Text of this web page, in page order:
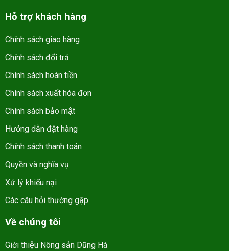
Hỗ trợ khách hàng
Chính sách giao hàng
Chính sách đổi trả
Chính sách hoàn tiền
Chính sách xuất hóa đơn
Chính sách bảo mật
Hướng dẫn đặt hàng
Chính sách thanh toán
Quyền và nghĩa vụ
Xử lý khiếu nại
Các câu hỏi thường gặp
Về chúng tôi
Giới thiệu Nông sản Dũng Hà